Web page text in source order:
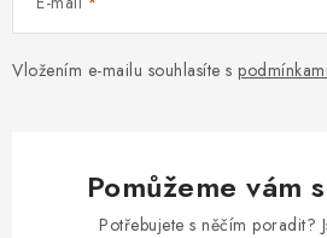
Vložením e-mailu souhlasíte s
Pomůžeme vám
Potřebujete s něčím poradit?